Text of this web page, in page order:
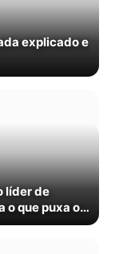
explicado e
líder de
o que puxa o